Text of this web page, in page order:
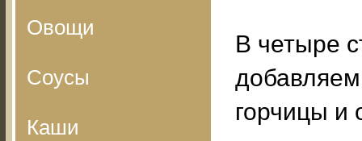
Овощи
Соусы
Каши
В четыре
горчицы и